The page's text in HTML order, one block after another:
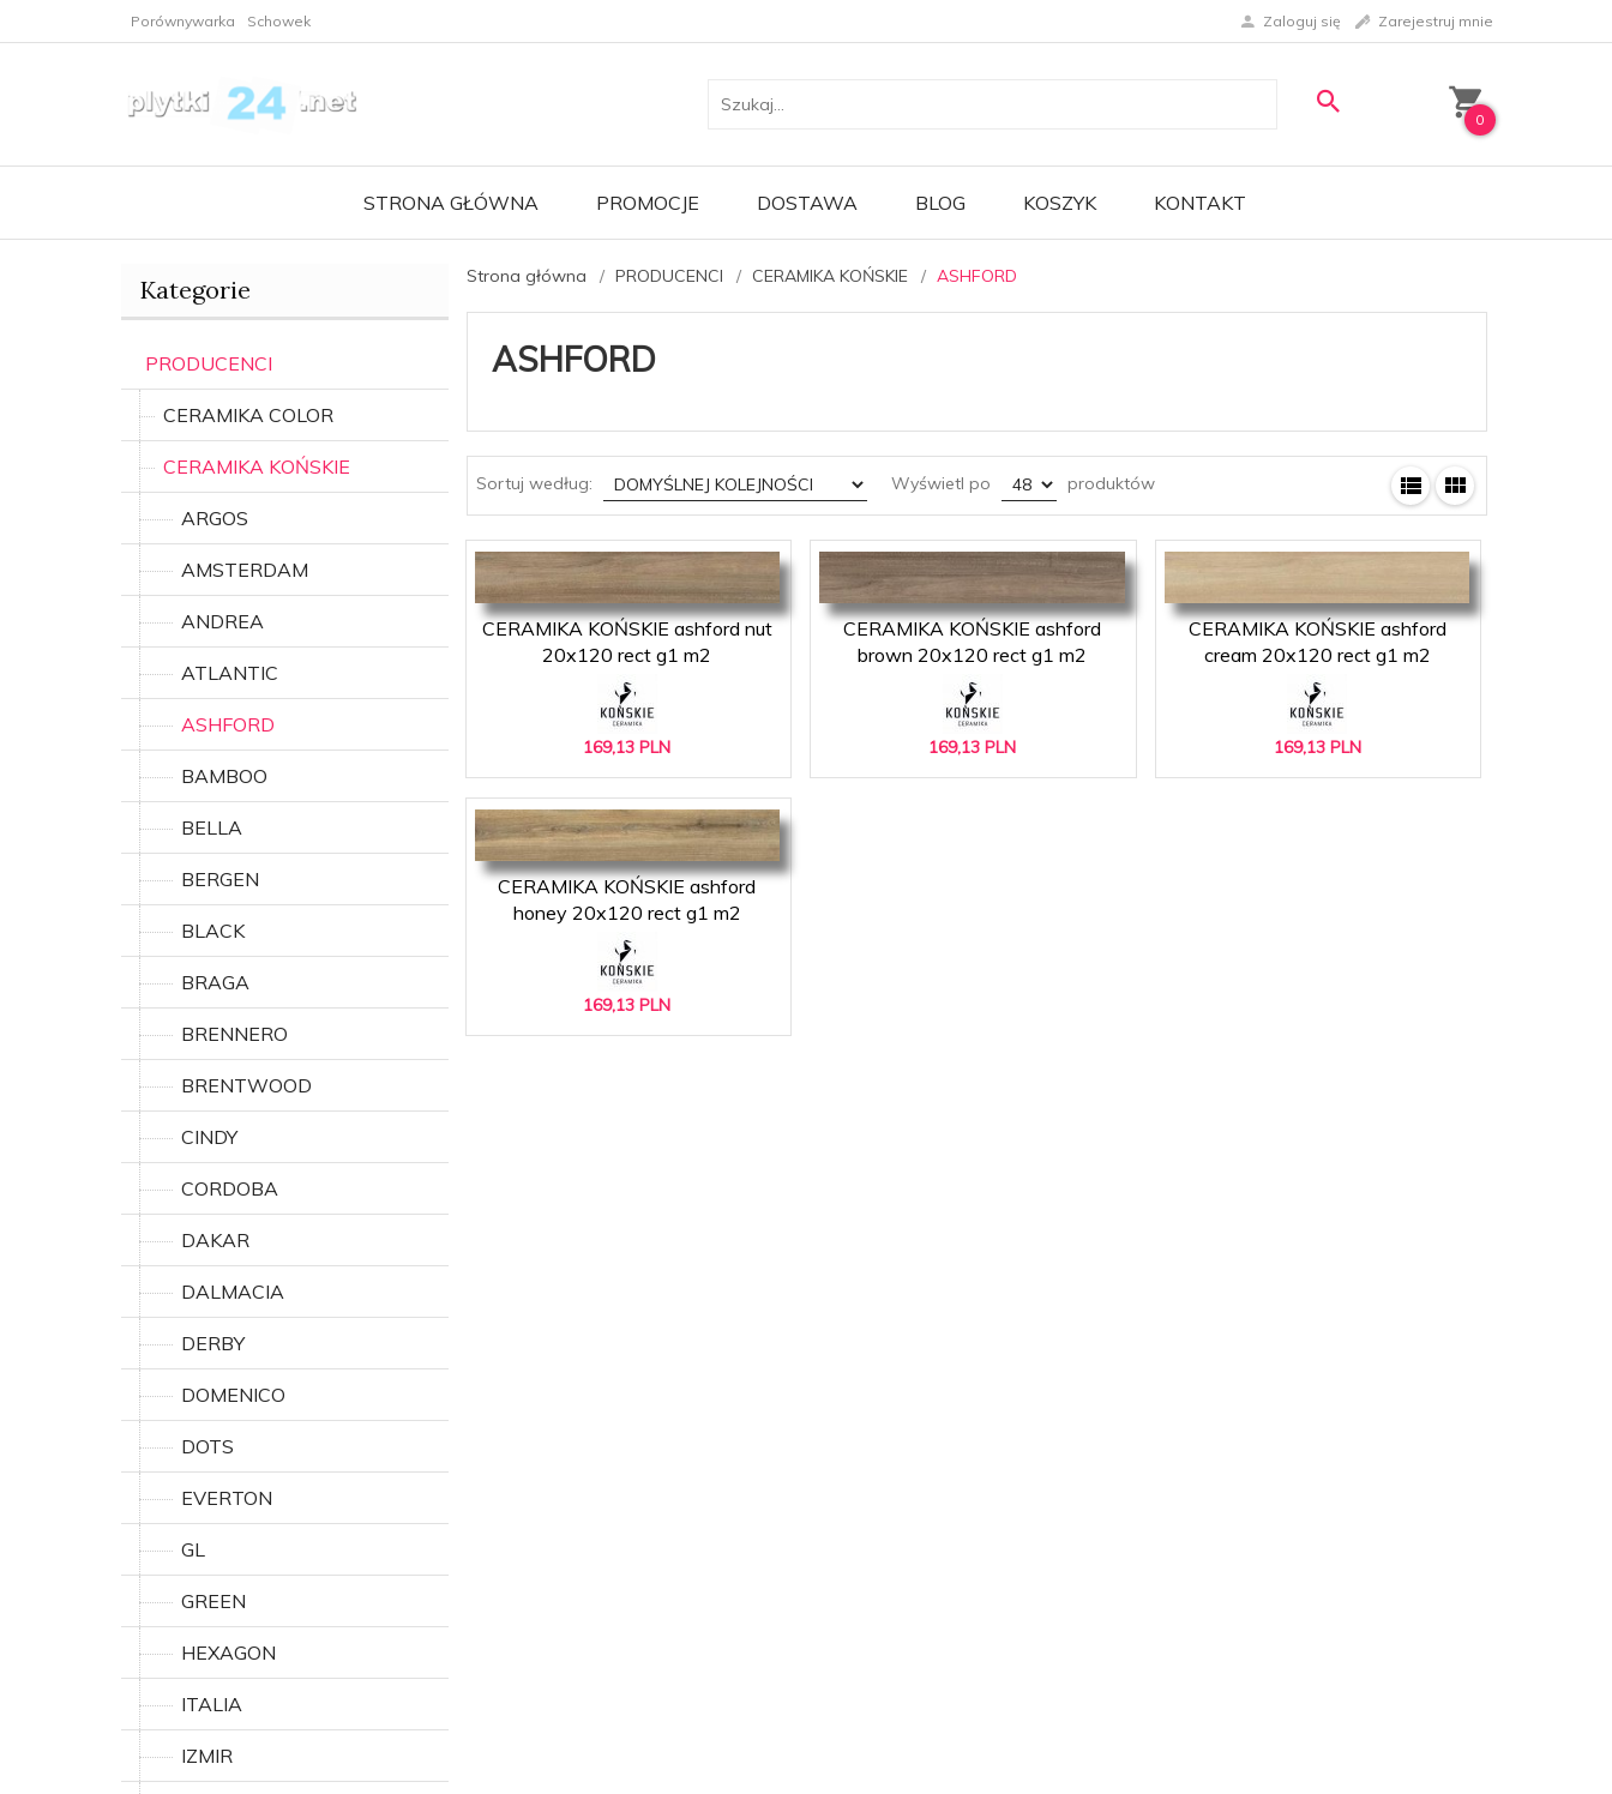
Porównywarka Schowek Zaloguj się Zarejestruj mnie
0
STRONA GŁÓWNA PROMOCJE DOSTAWA BLOG KOSZYK KONTAKT
Kategorie
PRODUCENCI
CERAMIKA COLOR
CERAMIKA KOŃSKIE
ARGOS
AMSTERDAM
ANDREA
ATLANTIC
ASHFORD
BAMBOO
BELLA
BERGEN
BLACK
BRAGA
BRENNERO
BRENTWOOD
CINDY
CORDOBA
DAKAR
DALMACIA
DERBY
DOMENICO
DOTS
EVERTON
GL
GREEN
HEXAGON
ITALIA
IZMIR
Strona główna PRODUCENCI CERAMIKA KOŃSKIE ASHFORD
ASHFORD
Sortuj według: sort Wyświetl po pop produktów
CERAMIKA KOŃSKIE ashford nut
20x120 rect g1 m2
169,13 PLN
CERAMIKA KOŃSKIE ashford
brown 20x120 rect g1 m2
169,13 PLN
CERAMIKA KOŃSKIE ashford
cream 20x120 rect g1 m2
169,13 PLN
CERAMIKA KOŃSKIE ashford
honey 20x120 rect g1 m2
169,13 PLN